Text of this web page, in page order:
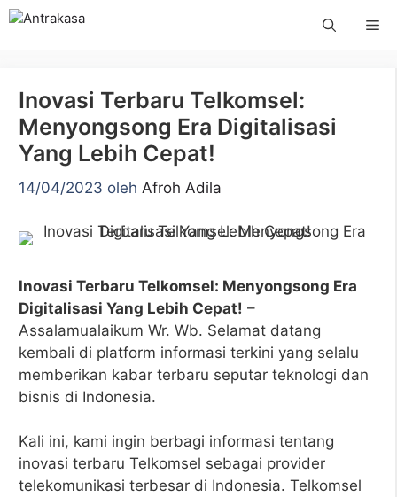
Langsung
Inovasi Terbaru Telkomsel:
Menyongsong Era Digitalisasi
Yang Lebih Cepat!
14/04/2023 oleh Afroh Adila
Inovasi Terbaru Telkomsel: Menyongsong Era
Digitalisasi Yang Lebih Cepat! –
Assalamualaikum Wr. Wb. Selamat datang
kembali di platform informasi terkini yang selalu
memberikan kabar terbaru seputar teknologi dan
bisnis di Indonesia.
Kali ini, kami ingin berbagi informasi tentang
inovasi terbaru Telkomsel sebagai provider
telekomunikasi terbesar di Indonesia. Telkomsel